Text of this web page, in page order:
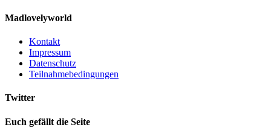
Madlovelyworld
Kontakt
Impressum
Datenschutz
Teilnahmebedingungen
Twitter
Euch gefällt die Seite